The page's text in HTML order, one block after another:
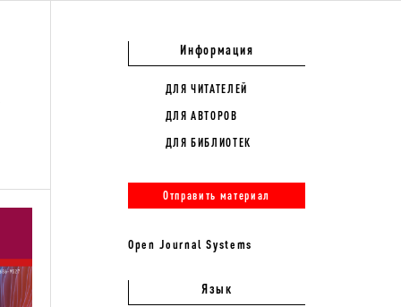
Информация
ДЛЯ ЧИТАТЕЛЕЙ
ДЛЯ АВТОРОВ
ДЛЯ БИБЛИОТЕК
Отправить материал
Open Journal Systems
Язык